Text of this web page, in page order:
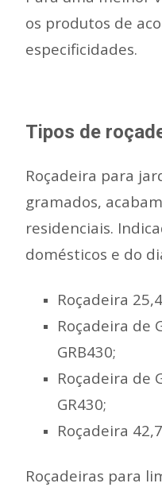
os produtos de
especificidades.
Tipos de
Roçadeira para
gramados,
residenciais.
domésticos e do
Roçadeira
Roçadeira de
GRB430;
Roçadeira de
GR430;
Roçadeira
Roçadeiras para